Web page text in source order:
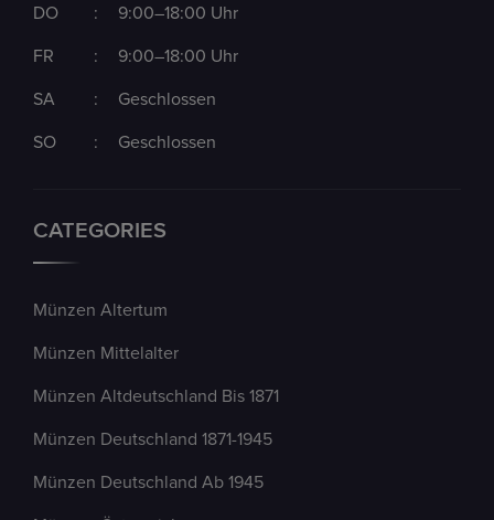
DO : 9:00–18:00 Uhr
FR : 9:00–18:00 Uhr
SA : Geschlossen
SO : Geschlossen
CATEGORIES
Münzen Altertum
Münzen Mittelalter
Münzen Altdeutschland Bis 1871
Münzen Deutschland 1871-1945
Münzen Deutschland Ab 1945